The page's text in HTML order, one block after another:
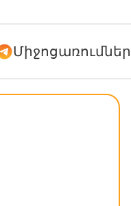
Միջոցառումներ